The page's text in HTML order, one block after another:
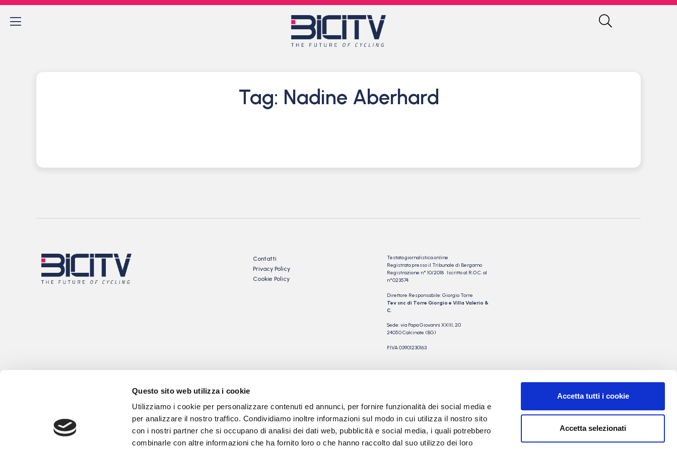
Questo sito web utilizza i cookie
Utilizziamo i cookie per personalizzare contenuti ed annunci, per fornire funzionalità dei social media e
per analizzare il nostro traffico. Condividiamo inoltre informazioni sul modo in cui utilizza il nostro sito
con i nostri partner che si occupano di analisi dei dati web, pubblicità e social media, i quali potrebbero
combinarle con altre informazioni che ha fornito loro o che hanno raccolto dal suo utilizzo dei loro
Accetta tutti i cookie
Accetta selezionati
Tag: Nadine Aberhard
Contatti
Privacy Policy
Cookie Policy
Testata giornalistica online
Registrata presso il Tribunale di Bergamo
Registrazione n° 10/2018 Iscritto al R.O.C. al
n°023574
Direttore Responsabile: Giorgio Torre
Tev snc di Torre Giorgio e Villa Valerio &
C.
Sede: via Papa Giovanni XXIII, 20
24050 Calcinate (BG)
P.IVA 03901230163